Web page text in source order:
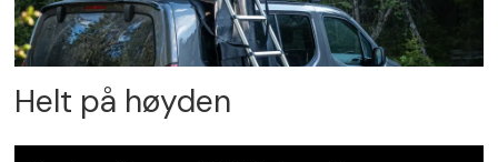
Helt på høyden